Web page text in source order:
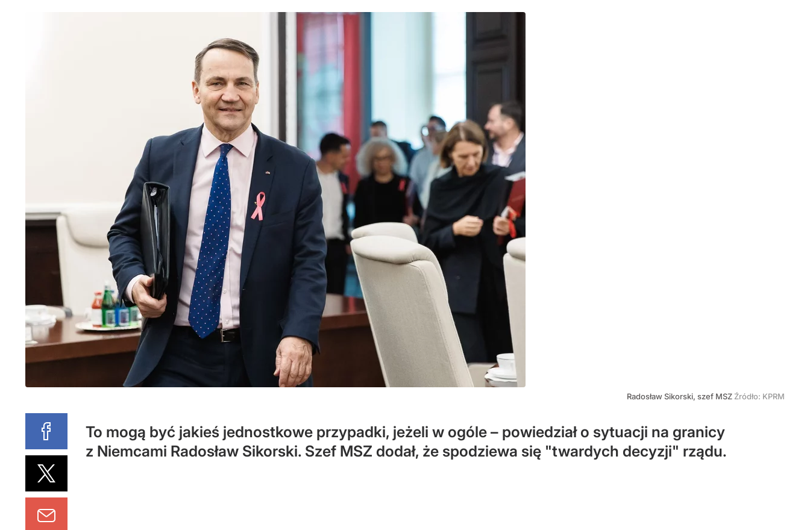
Radosław Sikorski, szef MSZ Źródło: KPRM
To mogą być jakieś jednostkowe przypadki, jeżeli w ogóle – powiedział o sytuacji na granicy
z Niemcami Radosław Sikorski. Szef MSZ dodał, że spodziewa się "twardych decyzji" rządu.